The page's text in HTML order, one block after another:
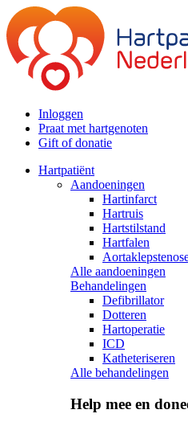
Inloggen
Praat met hartgenoten
Gift of donatie
Hartpatiënt
Aandoeningen
Hartinfarct
Hartruis
Hartstilstand
Hartfalen
Alle aandoeningen
Behandelingen
Defibrillator
Dotteren
Hartoperatie
ICD
Katheteriseren
Alle behandelingen
Help mee en